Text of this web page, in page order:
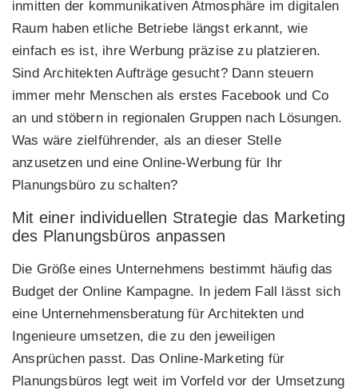
inmitten der kommunikativen Atmosphäre im digitalen
Raum haben etliche Betriebe längst erkannt, wie
einfach es ist, ihre Werbung präzise zu platzieren.
Sind Architekten Aufträge gesucht? Dann steuern
immer mehr Menschen als erstes Facebook und Co
an und stöbern in regionalen Gruppen nach Lösungen.
Was wäre zielführender, als an dieser Stelle
anzusetzen und eine Online-Werbung für Ihr
Planungsbüro zu schalten?
Mit einer individuellen Strategie das Marketing
des Planungsbüros anpassen
Die Größe eines Unternehmens bestimmt häufig das
Budget der Online Kampagne. In jedem Fall lässt sich
eine Unternehmensberatung für Architekten und
Ingenieure umsetzen, die zu den jeweiligen
Ansprüchen passt. Das Online-Marketing für
Planungsbüros legt weit im Vorfeld vor der Umsetzung